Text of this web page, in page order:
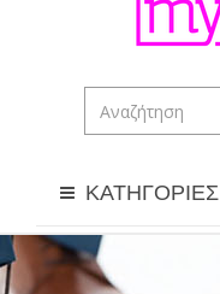
ΚΑΤΗΓΟΡΙΕΣ